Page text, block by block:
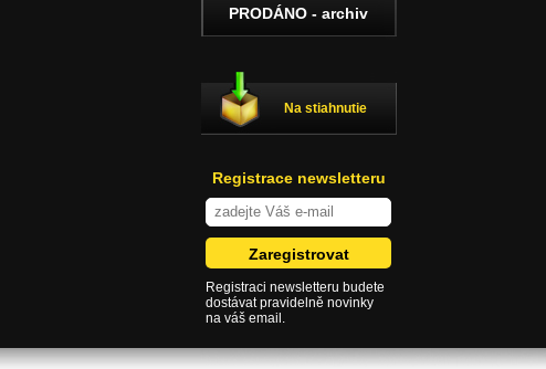
PRODÁNO - archiv
Na stiahnutie
Registrace newsletteru
Registraci newsletteru budete
dostávat pravidelně novinky
na váš email.